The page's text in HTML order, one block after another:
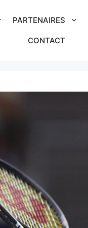
PARTENAIRES
CONTACT